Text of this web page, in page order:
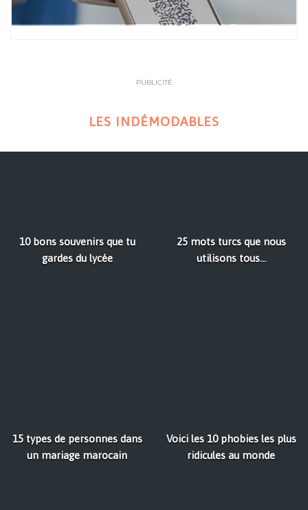
PUBLICITÉ
LES INDÉMODABLES
10 bons souvenirs que tu
gardes du lycée
25 mots turcs que nous
utilisons tous...
15 types de personnes dans
un mariage marocain
Voici les 10 phobies les plus
ridicules au monde